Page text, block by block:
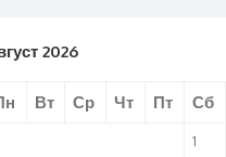
2026
Вт Ср Чт Пт Сб
1